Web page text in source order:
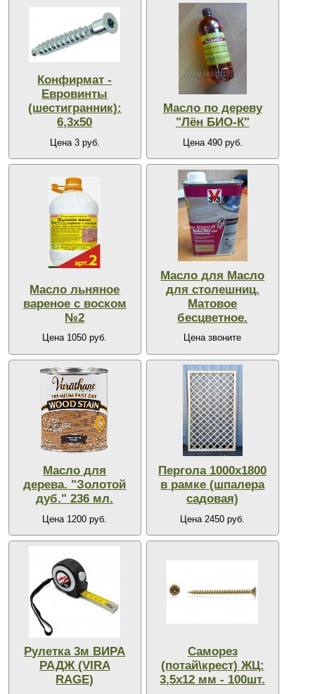
Конфирмат -
Евровинты
(шестигранник):
6,3х50
Цена 3 руб.
Масло по дереву
"Лён БИО-К"
Цена 490 руб.
Масло льняное
вареное с воском
№2
Цена 1050 руб.
Масло для Масло
для столешниц.
Матовое
бесцветное.
Цена звоните
Масло для
дерева. "Золотой
дуб." 236 мл.
Цена 1200 руб.
Пергола 1000х1800
в рамке (шпалера
садовая)
Цена 2450 руб.
Рулетка 3м ВИРА
РАДЖ (VIRA
RAGE)
Саморез
(потай\крест) ЖЦ:
3,5х12 мм - 100шт.